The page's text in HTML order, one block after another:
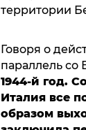
территории
Говоря о
параллель со
1944-й год.
Италия все
образом